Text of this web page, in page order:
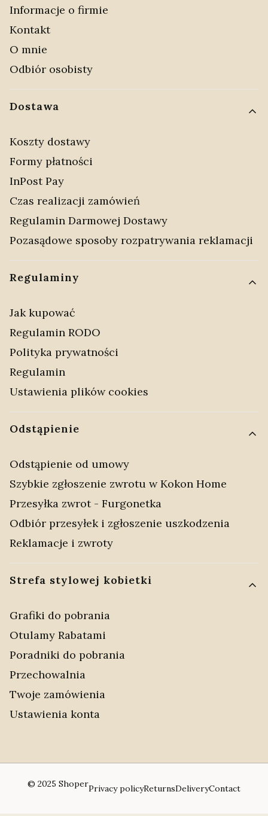
Informacje o firmie
Kontakt
O mnie
Odbiór osobisty
Dostawa
Koszty dostawy
Formy płatności
InPost Pay
Czas realizacji zamówień
Regulamin Darmowej Dostawy
Pozasądowe sposoby rozpatrywania reklamacji
Regulaminy
Jak kupować
Regulamin RODO
Polityka prywatności
Regulamin
Ustawienia plików cookies
Odstąpienie
Odstąpienie od umowy
Szybkie zgłoszenie zwrotu w Kokon Home
Przesyłka zwrot - Furgonetka
Odbiór przesyłek i zgłoszenie uszkodzenia
Reklamacje i zwroty
Strefa stylowej kobietki
Grafiki do pobrania
Otulamy Rabatami
Poradniki do pobrania
Przechowalnia
Twoje zamówienia
Ustawienia konta
© 2025 ShoperPrivacy policyReturnsDeliveryContact